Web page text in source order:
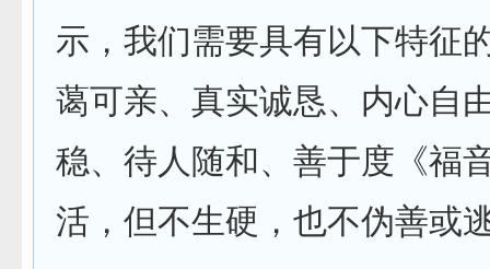
示，我们需要具有以下特征
蔼可亲、真实诚恳、内心自
稳、待人随和、善于度《福
活，但不生硬，也不伪善或